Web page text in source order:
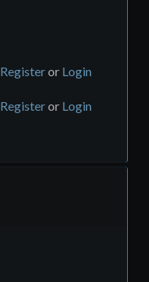
Registeror Login
Registeror Login